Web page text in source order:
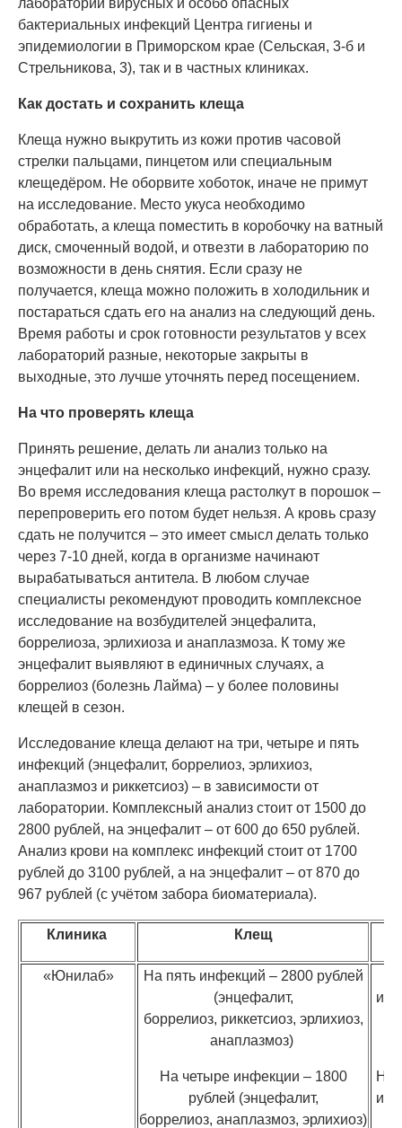
лаборатории вирусных и особо опасных
бактериальных инфекций Центра гигиены и
эпидемиологии в Приморском крае (Сельская, 3-б и
Стрельникова, 3), так и в частных клиниках.
Как достать и сохранить клеща
Клеща нужно выкрутить из кожи против часовой
стрелки пальцами, пинцетом или специальным
клещедёром. Не оборвите хоботок, иначе не примут
на исследование. Место укуса необходимо
обработать, а клеща поместить в коробочку на ватный
диск, смоченный водой, и отвезти в лабораторию по
возможности в день снятия. Если сразу не
получается, клеща можно положить в холодильник и
постараться сдать его на анализ на следующий день.
Время работы и срок готовности результатов у всех
лабораторий разные, некоторые закрыты в
выходные, это лучше уточнять перед посещением.
На что проверять клеща
Принять решение, делать ли анализ только на
энцефалит или на несколько инфекций, нужно сразу.
Во время исследования клеща растолкут в порошок –
перепроверить его потом будет нельзя. А кровь сразу
сдать не получится – это имеет смысл делать только
через 7-10 дней, когда в организме начинают
вырабатываться антитела. В любом случае
специалисты рекомендуют проводить комплексное
исследование на возбудителей энцефалита,
боррелиоза, эрлихиоза и анаплазмоза. К тому же
энцефалит выявляют в единичных случаях, а
боррелиоз (болезнь Лайма) – у более половины
клещей в сезон.
Исследование клеща делают на три, четыре и пять
инфекций (энцефалит, боррелиоз, эрлихиоз,
анаплазмоз и риккетсиоз) – в зависимости от
лаборатории. Комплексный анализ стоит от 1500 до
2800 рублей, на энцефалит – от 600 до 650 рублей.
Анализ крови на комплекс инфекций стоит от 1700
рублей до 3100 рублей, а на энцефалит – от 870 до
967 рублей (с учётом забора биоматериала).
Клиника Клещ
«Юнилаб»
На пять инфекций – 2800 рублей
(энцефалит,
боррелиоз, риккетсиоз, эрлихиоз,
анаплазмоз)
На четыре инфекции – 1800
рублей (энцефалит,
боррелиоз, анаплазмоз, эрлихиоз)
На